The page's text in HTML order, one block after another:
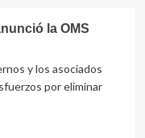
la OMS
y los asociados
por eliminar